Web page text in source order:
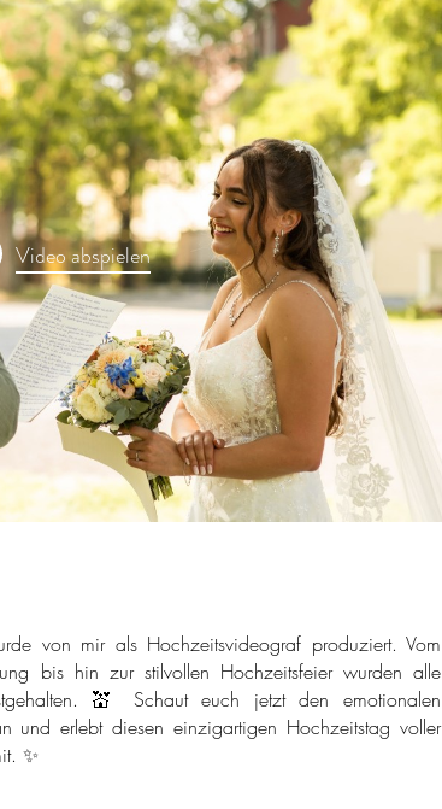
Video abspielen
von mir als Hochzeitsvideograf produziert. Vom
bis hin zur stilvollen Hochzeitsfeier wurden alle
💒 Schaut euch jetzt den emotionalen
und erlebt diesen einzigartigen Hochzeitstag voller
✨